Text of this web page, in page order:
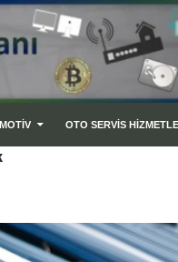
OTO SERVIS